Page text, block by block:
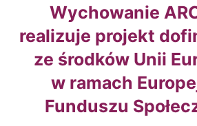
Wychowanie
realizuje projekt
ze środków Unii
w ramach
Funduszu